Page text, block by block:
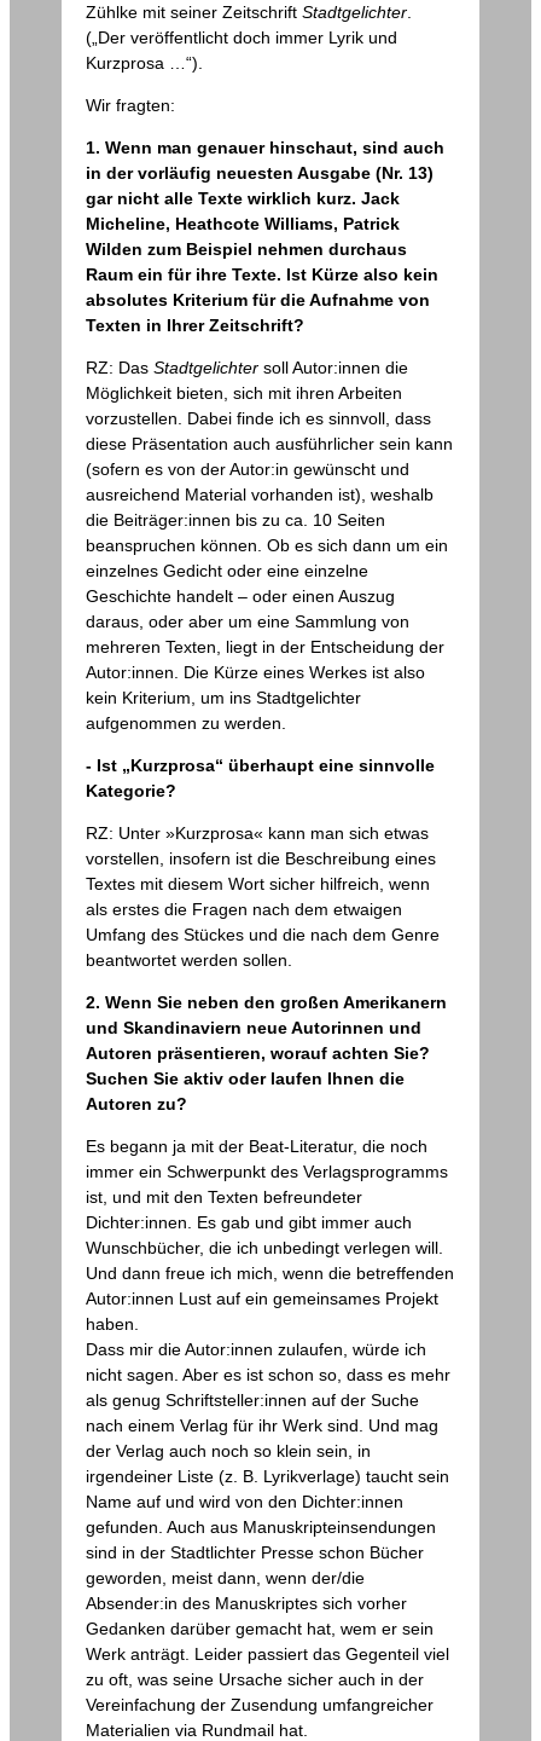
Zühlke mit seiner ZeitschriftStadtgelichter
(„Der veröffentlicht doch immer Lyrik und
Kurzprosa …“).
Wir fragten:
1. Wenn man genauer hinschaut, sind auch
in der vorläufig neuesten Ausgabe (Nr. 13)
gar nicht alle Texte wirklich kurz. Jack
Micheline, Heathcote Williams, Patrick
Wilden zum Beispiel nehmen durchaus
Raum ein für ihre Texte. Ist Kürze also kein
absolutes Kriterium für die Aufnahme von
Texten in Ihrer Zeitschrift?
RZ: DasStadtgelichter soll Autor:innen die
Möglichkeit bieten, sich mit ihren Arbeiten
vorzustellen. Dabei finde ich es sinnvoll, dass
diese Präsentation auch ausführlicher sein kann
(sofern es von der Autor:in gewünscht und
ausreichend Material vorhanden ist), weshalb
die Beiträger:innen bis zu ca. 10 Seiten
beanspruchen können. Ob es sich dann um ein
einzelnes Gedicht oder eine einzelne
Geschichte handelt – oder einen Auszug
daraus, oder aber um eine Sammlung von
mehreren Texten, liegt in der Entscheidung der
Autor:innen. Die Kürze eines Werkes ist also
kein Kriterium, um ins Stadtgelichter
aufgenommen zu werden.
- Ist „Kurzprosa“ überhaupt eine sinnvolle
Kategorie?
RZ: Unter »Kurzprosa« kann man sich etwas
vorstellen, insofern ist die Beschreibung eines
Textes mit diesem Wort sicher hilfreich, wenn
als erstes die Fragen nach dem etwaigen
Umfang des Stückes und die nach dem Genre
beantwortet werden sollen.
2. Wenn Sie neben den großen Amerikanern
und Skandinaviern neue Autorinnen und
Autoren präsentieren, worauf achten Sie?
Suchen Sie aktiv oder laufen Ihnen die
Autoren zu?
Es begann ja mit der Beat-Literatur, die noch
immer ein Schwerpunkt des Verlagsprogramms
ist, und mit den Texten befreundeter
Dichter:innen. Es gab und gibt immer auch
Wunschbücher, die ich unbedingt verlegen will.
Und dann freue ich mich, wenn die betreffenden
Autor:innen Lust auf ein gemeinsames Projekt
haben.
Dass mir die Autor:innen zulaufen, würde ich
nicht sagen. Aber es ist schon so, dass es mehr
als genug Schriftsteller:innen auf der Suche
nach einem Verlag für ihr Werk sind. Und mag
der Verlag auch noch so klein sein, in
irgendeiner Liste (z. B. Lyrikverlage) taucht sein
Name auf und wird von den Dichter:innen
gefunden. Auch aus Manuskripteinsendungen
sind in der Stadtlichter Presse schon Bücher
geworden, meist dann, wenn der/die
Absender:in des Manuskriptes sich vorher
Gedanken darüber gemacht hat, wem er sein
Werk anträgt. Leider passiert das Gegenteil viel
zu oft, was seine Ursache sicher auch in der
Vereinfachung der Zusendung umfangreicher
Materialien via Rundmail hat.